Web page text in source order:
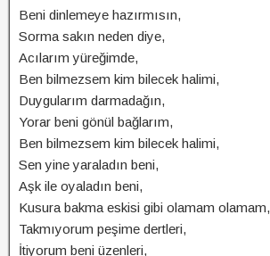
Beni dinlemeye hazırmısın,
Sorma sakın neden diye,
Acılarım yüreğimde,
Ben bilmezsem kim bilecek halimi,
Duygularım darmadağın,
Yorar beni gönül bağlarım,
Ben bilmezsem kim bilecek halimi,
Sen yine yaraladın beni,
Aşk ile oyaladın beni,
Kusura bakma eskisi gibi olamam olamam,
Takmıyorum peşime dertleri,
İtiyorum beni üzenleri,